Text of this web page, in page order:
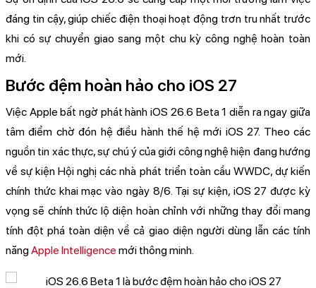
đáng tin cậy, giúp chiếc điện thoại hoạt động trơn tru nhất trước
khi có sự chuyển giao sang một chu kỳ công nghệ hoàn toàn
mới.
Bước đệm hoàn hảo cho iOS 27
Việc Apple bất ngờ phát hành iOS 26.6 Beta 1 diễn ra ngay giữa
tâm điểm chờ đón hệ điều hành thế hệ mới iOS 27. Theo các
nguồn tin xác thực, sự chú ý của giới công nghệ hiện đang hướng
về sự kiện Hội nghị các nhà phát triển toàn cầu WWDC, dự kiến
chính thức khai mạc vào ngày 8/6. Tại sự kiện, iOS 27 được kỳ
vọng sẽ chính thức lộ diện hoàn chỉnh với những thay đổi mang
tính đột phá toàn diện về cả giao diện người dùng lẫn các tính
năngApple Intelligence mới thông minh.